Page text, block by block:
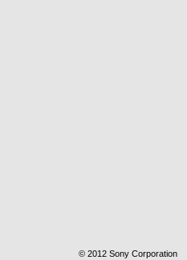
© 2012 Sony Corporation